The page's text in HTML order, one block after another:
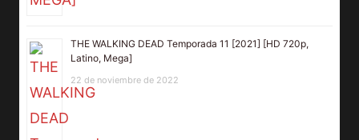
THE WALKING DEAD Temporada 11 [2021] [HD 720p,
Latino, Mega]
22 de noviembre de 2022